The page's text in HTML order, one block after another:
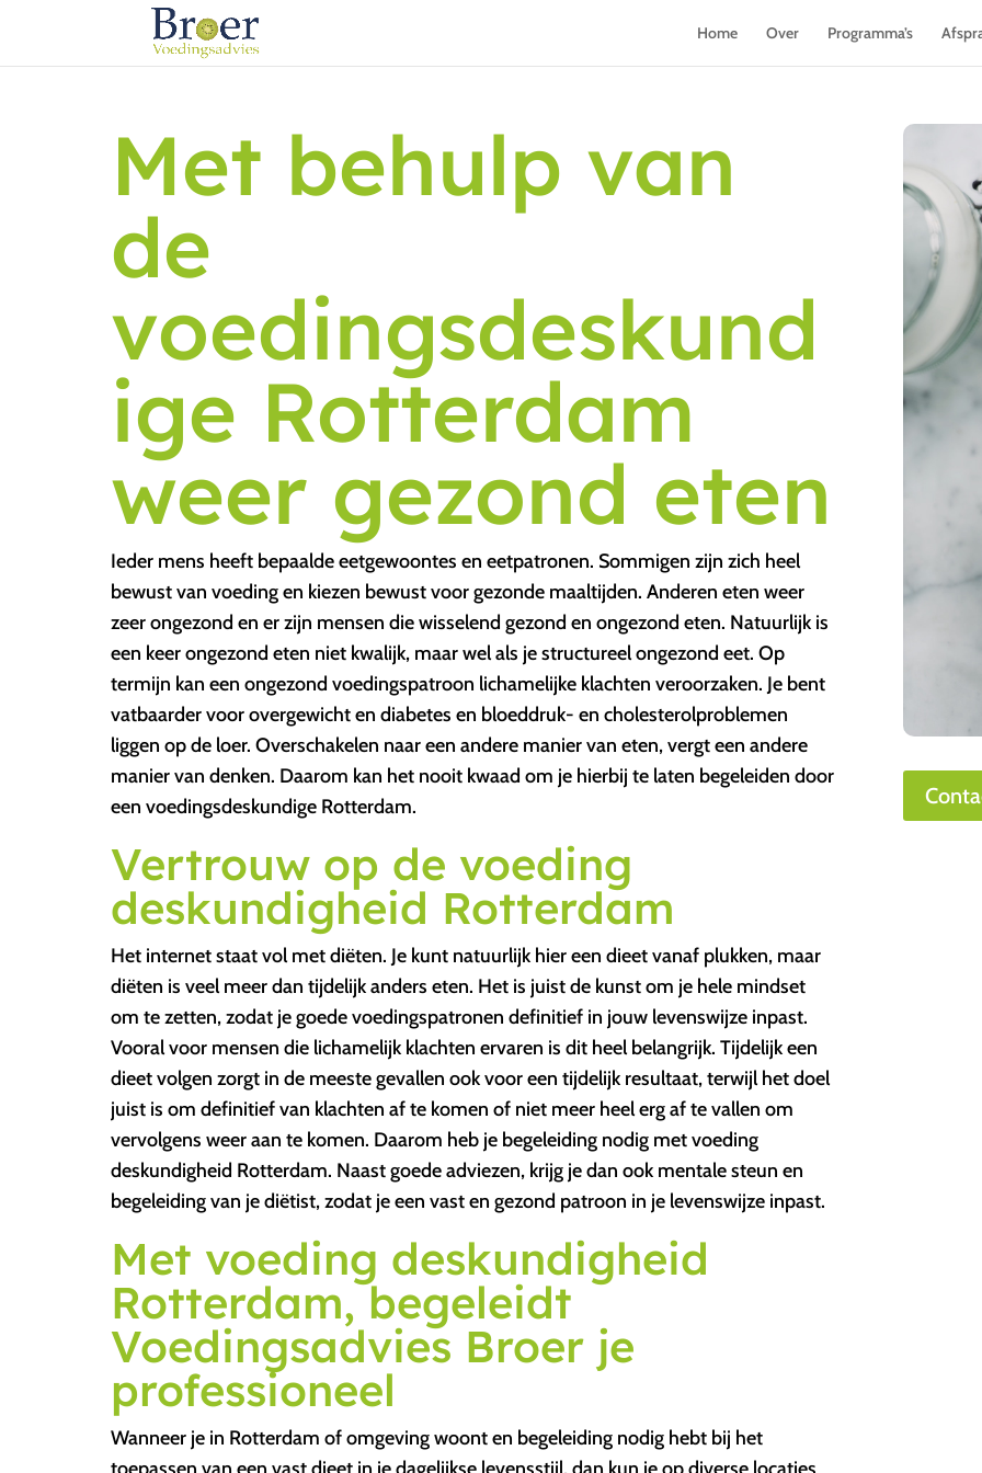
Home Over Programma’s
Met behulp van
de
voedingsdeskund
ige Rotterdam
weer gezond eten
Ieder mens heeft bepaalde eetgewoontes en eetpatronen. Sommigen zijn zich heel
bewust van voeding en kiezen bewust voor gezonde maaltijden. Anderen eten weer
zeer ongezond en er zijn mensen die wisselend gezond en ongezond eten. Natuurlijk is
een keer ongezond eten niet kwalijk, maar wel als je structureel ongezond eet. Op
termijn kan een ongezond voedingspatroon lichamelijke klachten veroorzaken. Je bent
vatbaarder voor overgewicht en diabetes en bloeddruk- en cholesterolproblemen
liggen op de loer. Overschakelen naar een andere manier van eten, vergt een andere
manier van denken. Daarom kan het nooit kwaad om je hierbij te laten begeleiden door
een voedingsdeskundige Rotterdam.
Vertrouw op de voeding
deskundigheid Rotterdam
Het internet staat vol met diëten. Je kunt natuurlijk hier een dieet vanaf plukken, maar
diëten is veel meer dan tijdelijk anders eten. Het is juist de kunst om je hele mindset
om te zetten, zodat je goede voedingspatronen definitief in jouw levenswijze inpast.
Vooral voor mensen die lichamelijk klachten ervaren is dit heel belangrijk. Tijdelijk een
dieet volgen zorgt in de meeste gevallen ook voor een tijdelijk resultaat, terwijl het doel
juist is om definitief van klachten af te komen of niet meer heel erg af te vallen om
vervolgens weer aan te komen. Daarom heb je begeleiding nodig met voeding
deskundigheid Rotterdam. Naast goede adviezen, krijg je dan ook mentale steun en
begeleiding van je diëtist, zodat je een vast en gezond patroon in je levenswijze inpast.
Met voeding deskundigheid
Rotterdam, begeleidt
Voedingsadvies Broer je
professioneel
Wanneer je in Rotterdam of omgeving woont en begeleiding nodig hebt bij het